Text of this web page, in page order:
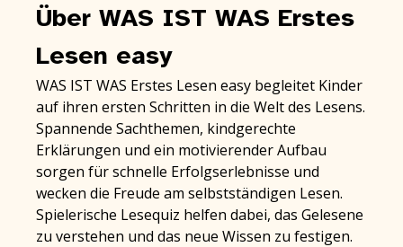
Über WAS IST WAS Erstes
Lesen easy
WAS IST WAS Erstes Lesen easy begleitet Kinder
auf ihren ersten Schritten in die Welt des Lesens.
Spannende Sachthemen, kindgerechte
Erklärungen und ein motivierender Aufbau
sorgen für schnelle Erfolgserlebnisse und
wecken die Freude am selbstständigen Lesen.
Spielerische Lesequiz helfen dabei, das Gelesene
zu verstehen und das neue Wissen zu festigen.